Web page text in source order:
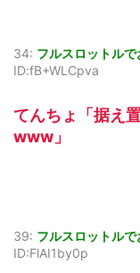
34: フルスロットル
ID:fB+WLCpva
てんちょ「据え
www」
39: フルスロットル
ID:FlAI1by0p